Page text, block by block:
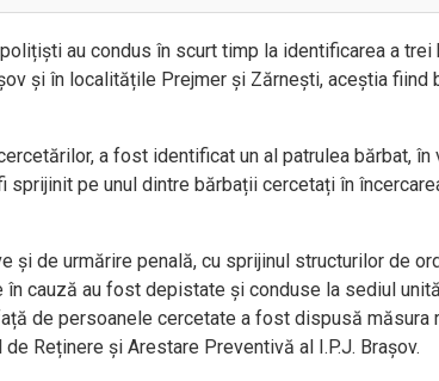
au condus în scurt timp la identificarea a trei
și în localitățile Prejmer și Zărnești, aceștia
a fost identificat un al patrulea bărbat,
sprijinit pe unul dintre bărbații cercetați în
și de urmărire penală, cu sprijinul structurilor de
cauză au fost depistate și conduse la sediul
de persoanele cercetate a fost dispusă
Reținere și Arestare Preventivă al I.P.J. Brașov.